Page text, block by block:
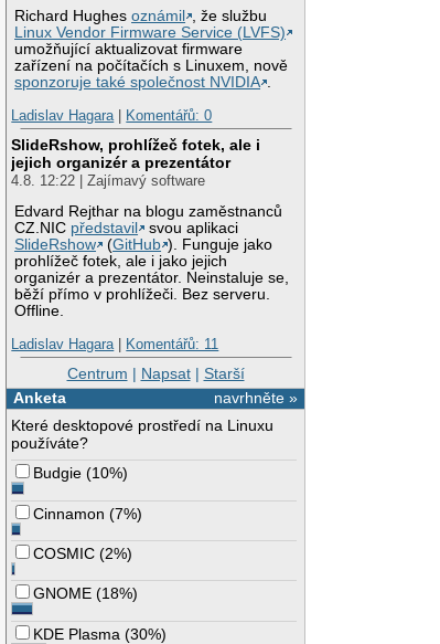
Richard Hughesoznámil
, že službu
Linux Vendor Firmware Service (LVFS)
umožňující aktualizovat firmware
zařízení na počítačích s Linuxem, nově
sponzoruje také společnost NVIDIA .
Ladislav Hagara| Komentářů: 0
SlideRshow, prohlížeč fotek, ale i
jejich organizér a prezentátor
4.8. 12:22 | Zajímavý software
Edvard Rejthar na blogu zaměstnanců
CZ.NIC představil
svou aplikaci
SlideRshow
(GitHub ). Funguje jako
prohlížeč fotek, ale i jako jejich
organizér a prezentátor. Neinstaluje se,
běží přímo v prohlížeči. Bez serveru.
Offline.
Ladislav Hagara| Komentářů: 11
Centrum | Napsat| Starší
navrhněte »
Anketa
Které desktopové prostředí na Linuxu
používáte?
Budgie (10%)
Cinnamon (7%)
COSMIC (2%)
GNOME (18%)
KDE Plasma (30%)